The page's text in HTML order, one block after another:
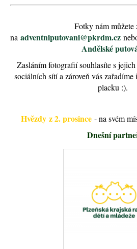
Fotky nám můžete
na adventniputovani@pkrdm.cz
Andělské
Zasláním fotografií souhlasíte s
sociálních sítí a zároveň vás
placku :).
Hvězdy z 2. prosince - na svém
Dnešní